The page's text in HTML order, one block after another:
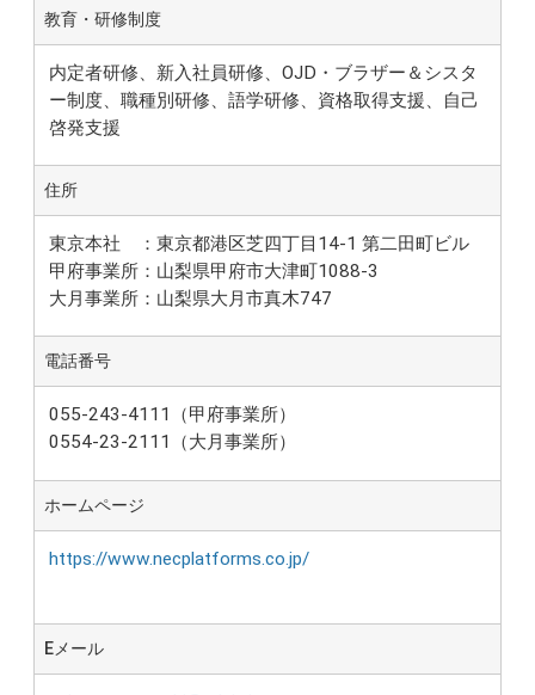
教育・研修制度
内定者研修、新入社員研修、OJD・ブラザー＆シスタ
ー制度、職種別研修、語学研修、資格取得支援、自己
啓発支援
住所
東京本社 ：東京都港区芝四丁目14-1 第二田町ビル
甲府事業所：山梨県甲府市大津町1088-3
大月事業所：山梨県大月市真木747
電話番号
055-243-4111（甲府事業所）
0554-23-2111（大月事業所）
ホームページ
https://www.necplatforms.co.jp/
Eメール